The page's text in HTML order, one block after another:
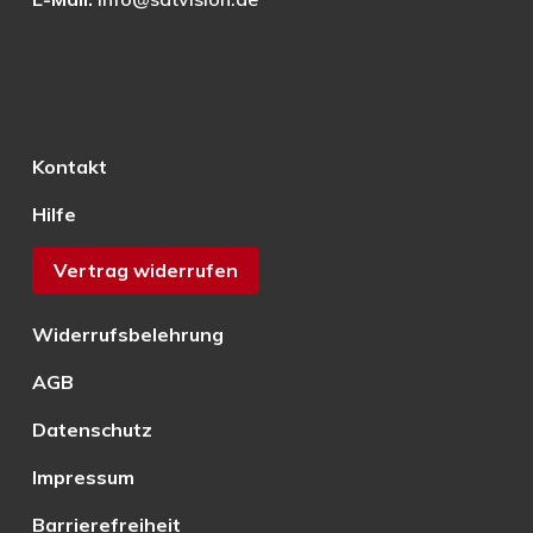
Kontakt
Hilfe
Vertrag widerrufen
Widerrufsbelehrung
AGB
Datenschutz
Impressum
Barrierefreiheit